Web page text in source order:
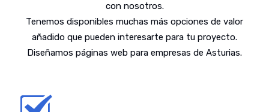
con nosotros.
Tenemos disponibles muchas más opciones de valor
añadido que pueden interesarte para tu proyecto.
Diseñamos páginas web para empresas de Asturias.